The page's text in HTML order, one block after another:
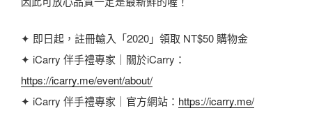
✦ 即日起，註冊輸入「2020」領取 NT$50 購物金
✦ iCarry 伴手禮專家｜關於iCarry：
https://icarry.me/event/about/
✦ iCarry 伴手禮專家｜官方網站： https://icarry.me/